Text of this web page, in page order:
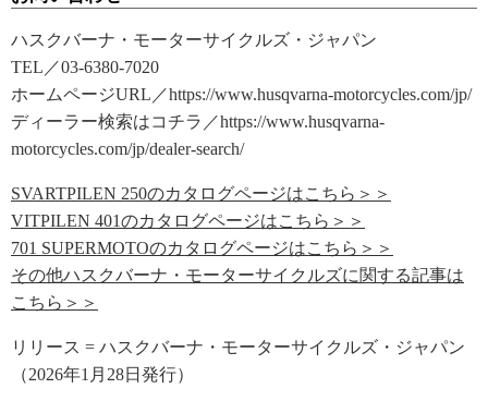
ハスクバーナ・モーターサイクルズ・ジャパン
TEL／03-6380-7020
ホームページURL／https://www.husqvarna-motorcycles.com/jp/
ディーラー検索はコチラ／https://www.husqvarna-
motorcycles.com/jp/dealer-search/
SVARTPILEN 250のカタログページはこちら＞＞
VITPILEN 401のカタログページはこちら＞＞
701 SUPERMOTOのカタログページはこちら＞＞
その他ハスクバーナ・モーターサイクルズに関する記事は
こちら＞＞
リリース = ハスクバーナ・モーターサイクルズ・ジャパン
（2026年1月28日発行）